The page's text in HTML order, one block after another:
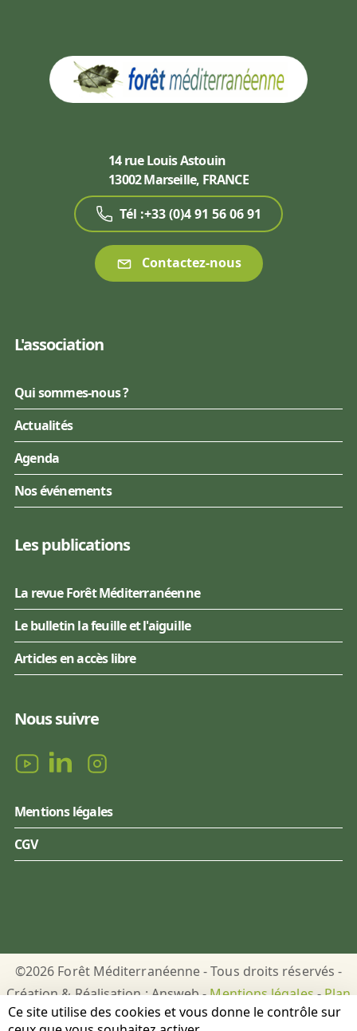
14 rue Louis Astouin
13002 Marseille, FRANCE
Tél :+33 (0)4 91 56 06 91
Contactez-nous
L'association
Qui sommes-nous ?
Actualités
Agenda
Nos événements
Les publications
La revue Forêt Méditerranéenne
Le bulletin la feuille et l'aiguille
Articles en accès libre
Nous suivre
Mentions légales
CGV
©2026 Forêt Méditerranéenne - Tous droits réservés -
Création & Réalisation : Answeb -Mentions légales-Plan
du site-Gestion des cookies
Ce site utilise des cookies et vous donne le contrôle sur